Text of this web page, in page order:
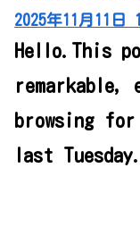
2025年11月11日
Hello.This
remarkable,
browsing
last Tuesday.